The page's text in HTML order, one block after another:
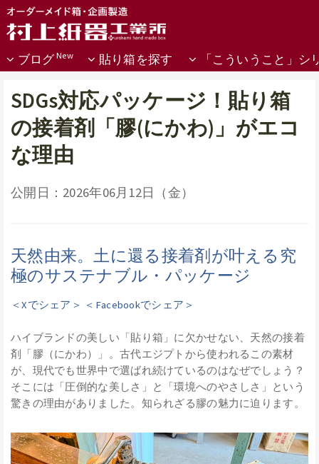
貼り箱を探す 「こういうこと」シ
ブログ
SDGs対応パッケージ！貼り箱
の接着剤「膠(にかわ)」がエコ
な理由
公開日：2026年06月12日（金）
天然由来。土に還る接着剤が叶える究
極のサステナブル・パッケージ
＜Xでシェア＞ ＜Facebookでシェア＞
ハイブランドの美しい「貼り箱」に欠かせない、天然の接着
剤「膠（にかわ）」。古代エジプトから使われるこの素材
が、現代でも世界中で選ばれ続けているのはなぜでしょう？
そこには「圧倒的な美しさ」と「環境へのやさしさ」という
驚きの理由がありました。知られざる膠の魅力に迫ります。